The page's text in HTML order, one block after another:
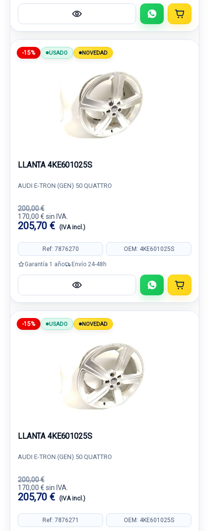
-15% USADO NOVEDAD
LLANTA 4KE601025S
AUDI E-TRON (GEN) 50 QUATTRO
200,00 €
170,00 € sin IVA.
205,70 € (IVA incl.)
Ref: 7876270 OEM: 4KE601025S
Garantía 1 año Envío 24-48h
-15% USADO NOVEDAD
LLANTA 4KE601025S
AUDI E-TRON (GEN) 50 QUATTRO
200,00 €
170,00 € sin IVA.
205,70 € (IVA incl.)
Ref: 7876271 OEM: 4KE601025S